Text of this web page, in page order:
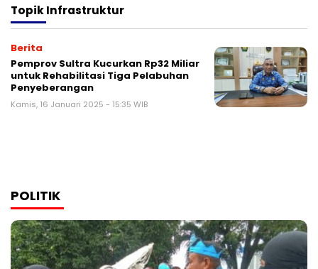
TopikInfrastruktur
Berita
Pemprov Sultra Kucurkan Rp32 Miliar
untuk Rehabilitasi Tiga Pelabuhan
Penyeberangan
Kamis, 16 Januari 2025 - 15:35 WIB
POLITIK